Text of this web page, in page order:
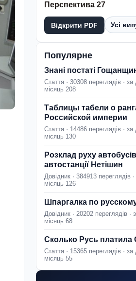
Перспектива 27
Відкрити PDF Усі
Популярне
Знані постаті
Стаття · 30308 переглядів · за
місяць 208
Таблицы табели о
Российской империи
Стаття · 14486 переглядів · за
місяць 130
Розклад руху
автостанції Нетішин
Довідник · 384913 переглядів
місяць 126
Шпаргалка по
Довідник · 20202 переглядів ·
місяць 68
Сколько Русь платила
Стаття · 15365 переглядів · за
місяць 55